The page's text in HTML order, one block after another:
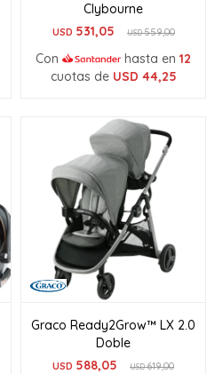
Clybourne
USD 531,05 USD559,00
Con hasta en 12
cuotas de USD 44,25
Graco Ready2Grow™ LX 2.0
Doble
USD 588,05 USD619,00